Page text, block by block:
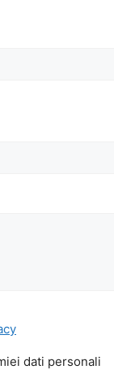
dati personali